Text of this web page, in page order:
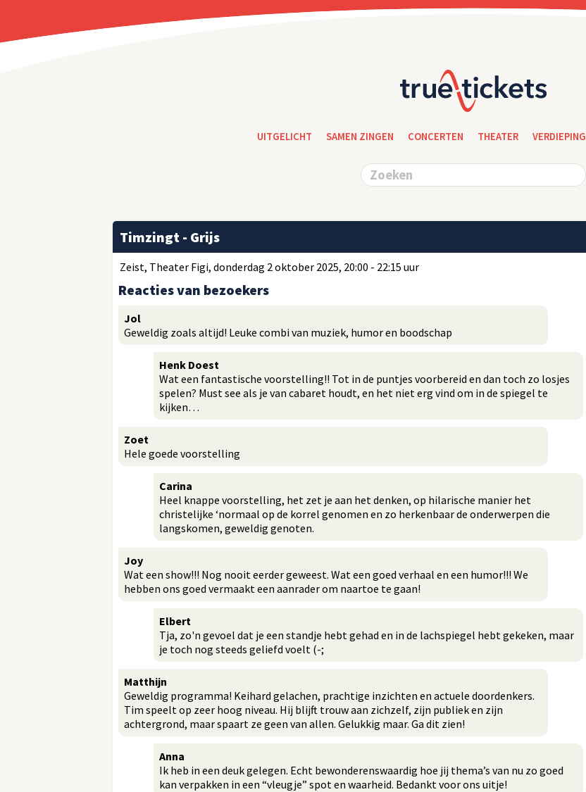
UITGELICHT SAMEN ZINGEN CONCERTEN THEATER VERDIEPING
Timzingt - Grijs
Zeist, Theater Figi, donderdag 2 oktober 2025, 20:00 - 22:15 uur
Reacties van bezoekers
Jol
Geweldig zoals altijd! Leuke combi van muziek, humor en boodschap
Henk Doest
Wat een fantastische voorstelling!! Tot in de puntjes voorbereid en dan toch zo losjes
spelen? Must see als je van cabaret houdt, en het niet erg vind om in de spiegel te
kijken…
Zoet
Hele goede voorstelling
Carina
Heel knappe voorstelling, het zet je aan het denken, op hilarische manier het
christelijke ‘normaal op de korrel genomen en zo herkenbaar de onderwerpen die
langskomen, geweldig genoten.
Joy
Wat een show!!! Nog nooit eerder geweest. Wat een goed verhaal en een humor!!! We
hebben ons goed vermaakt een aanrader om naartoe te gaan!
Elbert
Tja, zo'n gevoel dat je een standje hebt gehad en in de lachspiegel hebt gekeken, maar
je toch nog steeds geliefd voelt (-;
Matthijn
Geweldig programma! Keihard gelachen, prachtige inzichten en actuele doordenkers.
Tim speelt op zeer hoog niveau. Hij blijft trouw aan zichzelf, zijn publiek en zijn
achtergrond, maar spaart ze geen van allen. Gelukkig maar. Ga dit zien!
Anna
Ik heb in een deuk gelegen. Echt bewonderenswaardig hoe jij thema’s van nu zo goed
kan verpakken in een “vleugje” spot en waarheid. Bedankt voor ons uitje!